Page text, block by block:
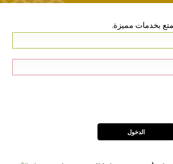
بخدمات مميزة.